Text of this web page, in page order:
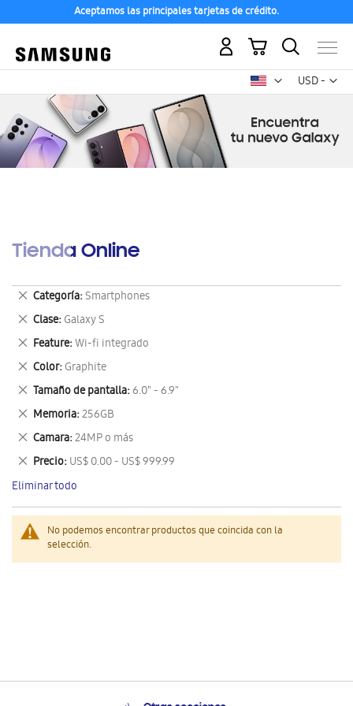
Aceptamos las principales tarjetas de crédito.
USD -
dólar
Mi carrito
Tienda Online
No podemos encontrar productos que coincida con la
selección.
Categoría Smartphones
Eliminar
este
artículo
Clase Galaxy S
Eliminar
este
artículo
Feature Wi-fi integrado
Eliminar
este
artículo
Color Graphite
Eliminar
este
artículo
Tamaño de pantalla 6.0" - 6.9"
Eliminar
este
artículo
Memoria 256GB
Eliminar
este
artículo
Camara 24MP o más
Eliminar
este
artículo
Precio US$ 0.00 - US$ 999.99
Eliminar
este
artículo
Eliminar todo